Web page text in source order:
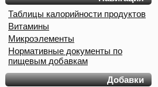
Таблицы калорийности продуктов
Витамины
Микроэлементы
Нормативные документы по
пищевым добавкам
Добавки